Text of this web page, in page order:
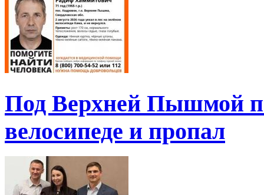
Под Верхней Пышмой
велосипеде и пропал